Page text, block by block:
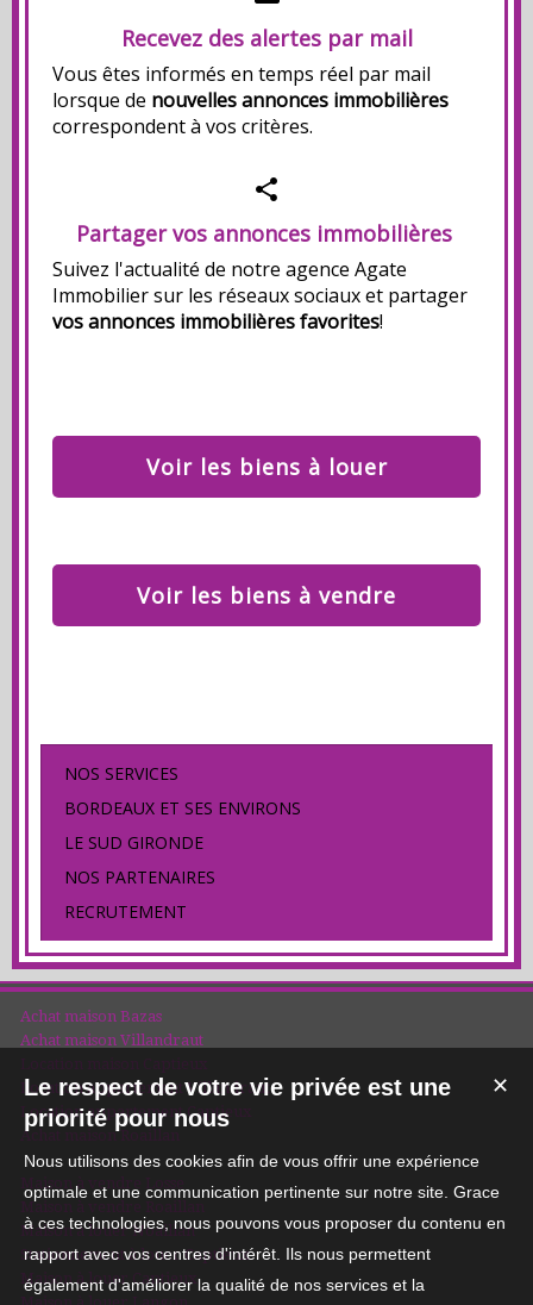
Recevez des alertes par mail
Vous êtes informés en temps réel par mail
lorsque de nouvelles annonces immobilières
correspondent à vos critères.
Partager vos annonces immobilières
Suivez l'actualité de notre agence Agate
Immobilier sur les réseaux sociaux et partager
vos annonces immobilières favorites!
Voir les biens à louer
Voir les biens à vendre
NOS SERVICES
BORDEAUX ET SES ENVIRONS
LE SUD GIRONDE
NOS PARTENAIRES
RECRUTEMENT
Achat maison Bazas
Achat maison Villandraut
Location appartement Villandraut
Location appartement Captieux
Achat maison Roaillan
Maison à vendre Losse
Maison à vendre Roaillan
Maison à louer Noaillan
Stationnement à louer Captieux
Maison à louer Captieux
✕
Le respect de votre vie privée est une
priorité pour nous
Nous utilisons des cookies afin de vous offrir une expérience
optimale et une communication pertinente sur notre site. Grace
à ces technologies, nous pouvons vous proposer du contenu en
rapport avec vos centres d'intérêt. Ils nous permettent
également d'améliorer la qualité de nos services et la